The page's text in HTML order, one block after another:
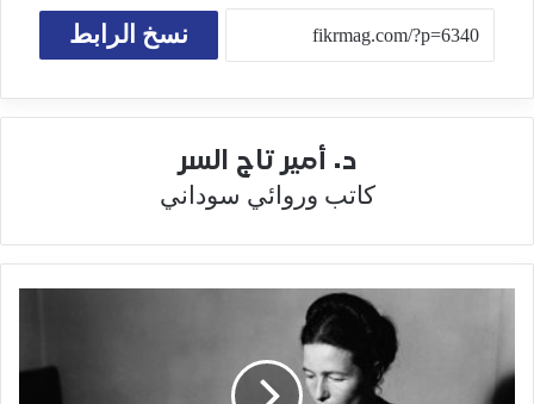
نسخ الرابط
د. أمير تاج السر
كاتب وروائي سوداني